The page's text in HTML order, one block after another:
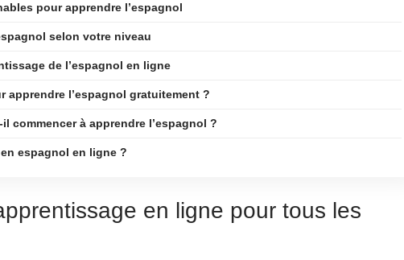
pour apprendre l’espagnol
selon votre niveau
de l’espagnol en ligne
apprendre l’espagnol gratuitement ?
commencer à apprendre l’espagnol ?
espagnol en ligne ?
en ligne pour tous les